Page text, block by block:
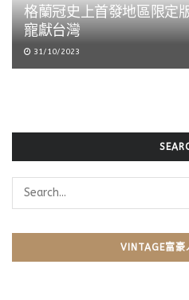
格蘭冠史上首發地區限定
寵獻台灣
31/10/2023
VINTAGE富豪